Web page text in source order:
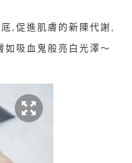
,促進肌膚的新陳代謝,
如吸血鬼般亮白光澤～